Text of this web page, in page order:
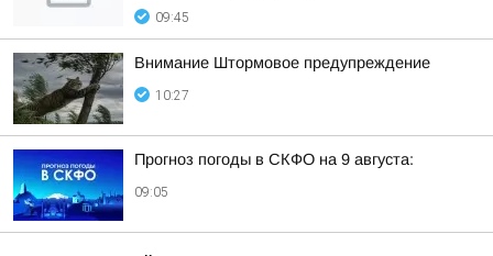
09:45
Внимание Штормовое предупреждение
10:27
Прогноз погоды в СКФО на 9 августа:
09:05